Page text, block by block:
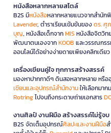
หนังสือหลากหลายสไตล์
B2S มีหนังสือหลากหลายแนวจากสำนัก
Lavender, ตำราเรียนเข้มข้นของดร. ศุ
บุญ, หนังสือเด็กจากMIS หนังสือจิตวิท
พัฒนาตนเองจากKOOB และวรรณกร
ออนไลน์ได้อย่างง่ายดายเพียงคลิกเดียว
เครื่องเขียนคู่ใจ ทุกการสร้างสรรค์
มองหาปากกาดีๆ ดินสอหลากหลาย หรื
เขียนและอุปกรณ์สำนักงานให้เลือกมา
Rotringไปจนถึงกระดาษถ่ายเอกสาร
งานศิลป์ งานฝีมือ สร้างสรรค์ไม่รู้จบ
B2S จัดเต็มอุปกรณ์ศิลปะและงานฝีมือ